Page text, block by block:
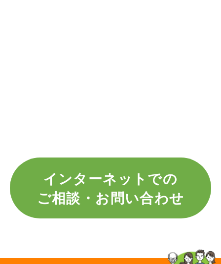
インターネットでの
ご相談・お問い合わせ